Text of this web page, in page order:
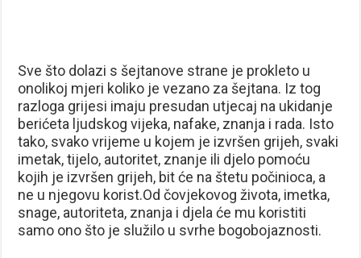
Sve što dolazi s šejtanove strane je prokleto u
onolikoj mjeri koliko je vezano za šejtana. Iz tog
razloga grijesi imaju presudan utjecaj na ukidanje
berićeta ljudskog vijeka, nafake, znanja i rada. Isto
tako, svako vrijeme u kojem je izvršen grijeh, svaki
imetak, tijelo, autoritet, znanje ili djelo pomoću
kojih je izvršen grijeh, bit će na štetu počinioca, a
ne u njegovu korist.Od čovjekovog života, imetka,
snage, autoriteta, znanja i djela će mu koristiti
samo ono što je služilo u svrhe bogobojaznosti.